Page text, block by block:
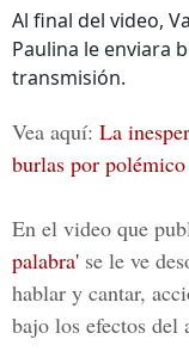
Al final del video,
Paulina le enviara
transmisión.
Vea aquí: La
burlas por
En el video que
palabra' se le ve
hablar y cantar,
bajo los efectos del